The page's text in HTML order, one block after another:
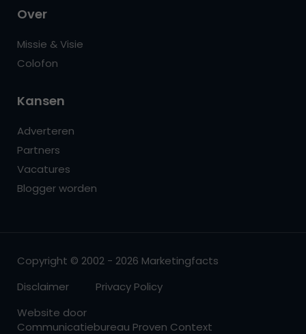
Over
Missie & Visie
Colofon
Kansen
Adverteren
Partners
Vacatures
Blogger worden
Copyright © 2002 - 2026 Marketingfacts
Disclaimer
Privacy Policy
Website door
Communicatiebureau Proven Context